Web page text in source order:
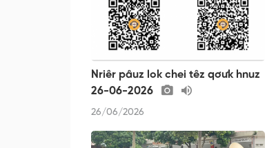
Nriêr pâuz lok chei têz qơưk hnuz
26-06-2026
26/06/2026